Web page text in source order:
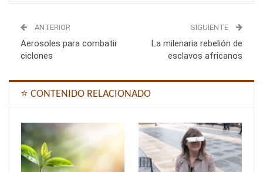
ANTERIOR
Aerosoles para combatir
ciclones
SIGUIENTE
La milenaria rebelión de
esclavos africanos
⭐ CONTENIDO RELACIONADO